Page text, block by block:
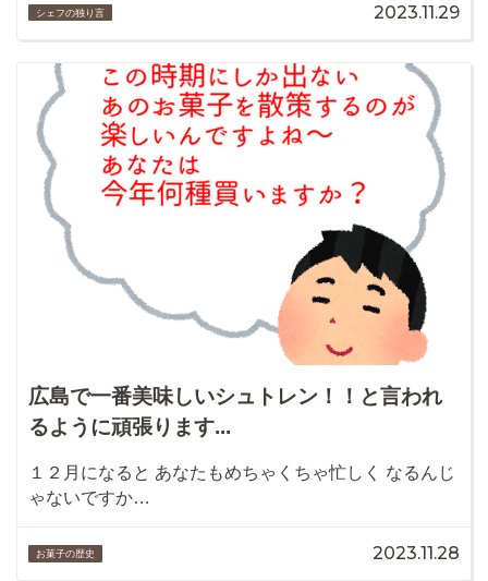
シェフの独り言 2023.11.29
広島で一番美味しいシュトレン！！と言われ
るように頑張ります...
１２月になると あなたもめちゃくちゃ忙しく なるんじ
ゃないですか…
お菓子の歴史 2023.11.28